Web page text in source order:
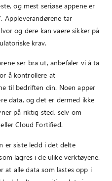
og mest seriøse appene er
Appleverandørene tar
og dere kan vaere sikker på
krav.
ser bra ut, anbefaler vi å ta
å kontrollere at
til bedriften din. Noen apper
data, og det er dermed ikke
på riktig sted, selv om
Cloud Fortified.
er siste ledd i det delte
lagres i de ulike verktøyene.
at alle data som lastes opp i